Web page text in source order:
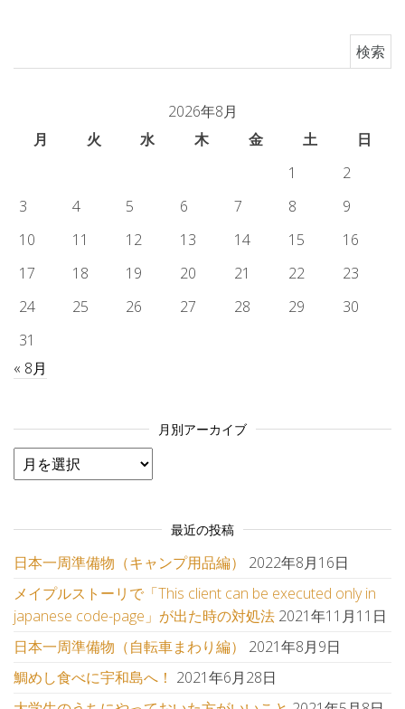
2026年8月
月
火 水 木 金 土
日
1
2
3
4 5 6 7 8
9
10
11 12 13 14 15
16
17
18 19 20 21 22
23
24
25 26 27 28 29
30
31
« 8月
月別アーカイブ
月別アーカイブ
最近の投稿
日本一周準備物（キャンプ用品編）
2022年8月16日
メイプルストーリで「This client can be executed only in
japanese code-page」が出た時の対処法 2021年11月11日
日本一周準備物（自転車まわり編）
2021年8月9日
鯛めし食べに宇和島へ！ 2021年6月28日